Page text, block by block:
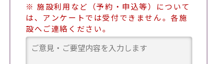
※ 施設利用など（予約・申込等）について
は、アンケートでは受付できません。各施
設へご連絡ください。